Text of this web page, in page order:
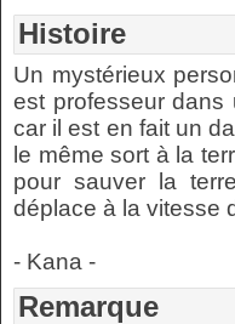
Histoire
Un mystérieux
est professeur
car il est en fait un
le même sort à la
pour sauver la
déplace à la vitesse
- Kana -
Remarque